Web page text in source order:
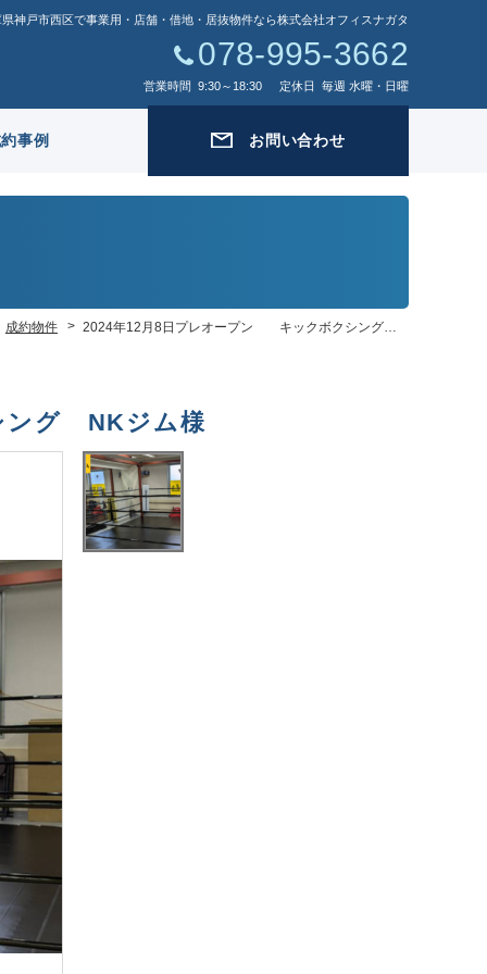
神戸市西区で事業用・店舗・借地・居抜物件なら株式会社オフィスナガタ
078-995-3662
営業時間 9:30～18:30 定休日 毎週 水曜・日曜
事例 お問い合わせ
成約物件 2024年12月8日プレオープン キックボクシング NKジム様
ング NKジム様